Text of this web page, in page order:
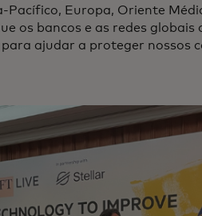
Europa, Oriente
os bancos e as redes globais
ajudar a proteger nossos